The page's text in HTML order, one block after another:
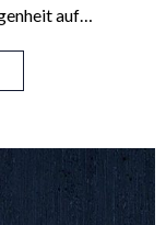
auf
Sammler an.